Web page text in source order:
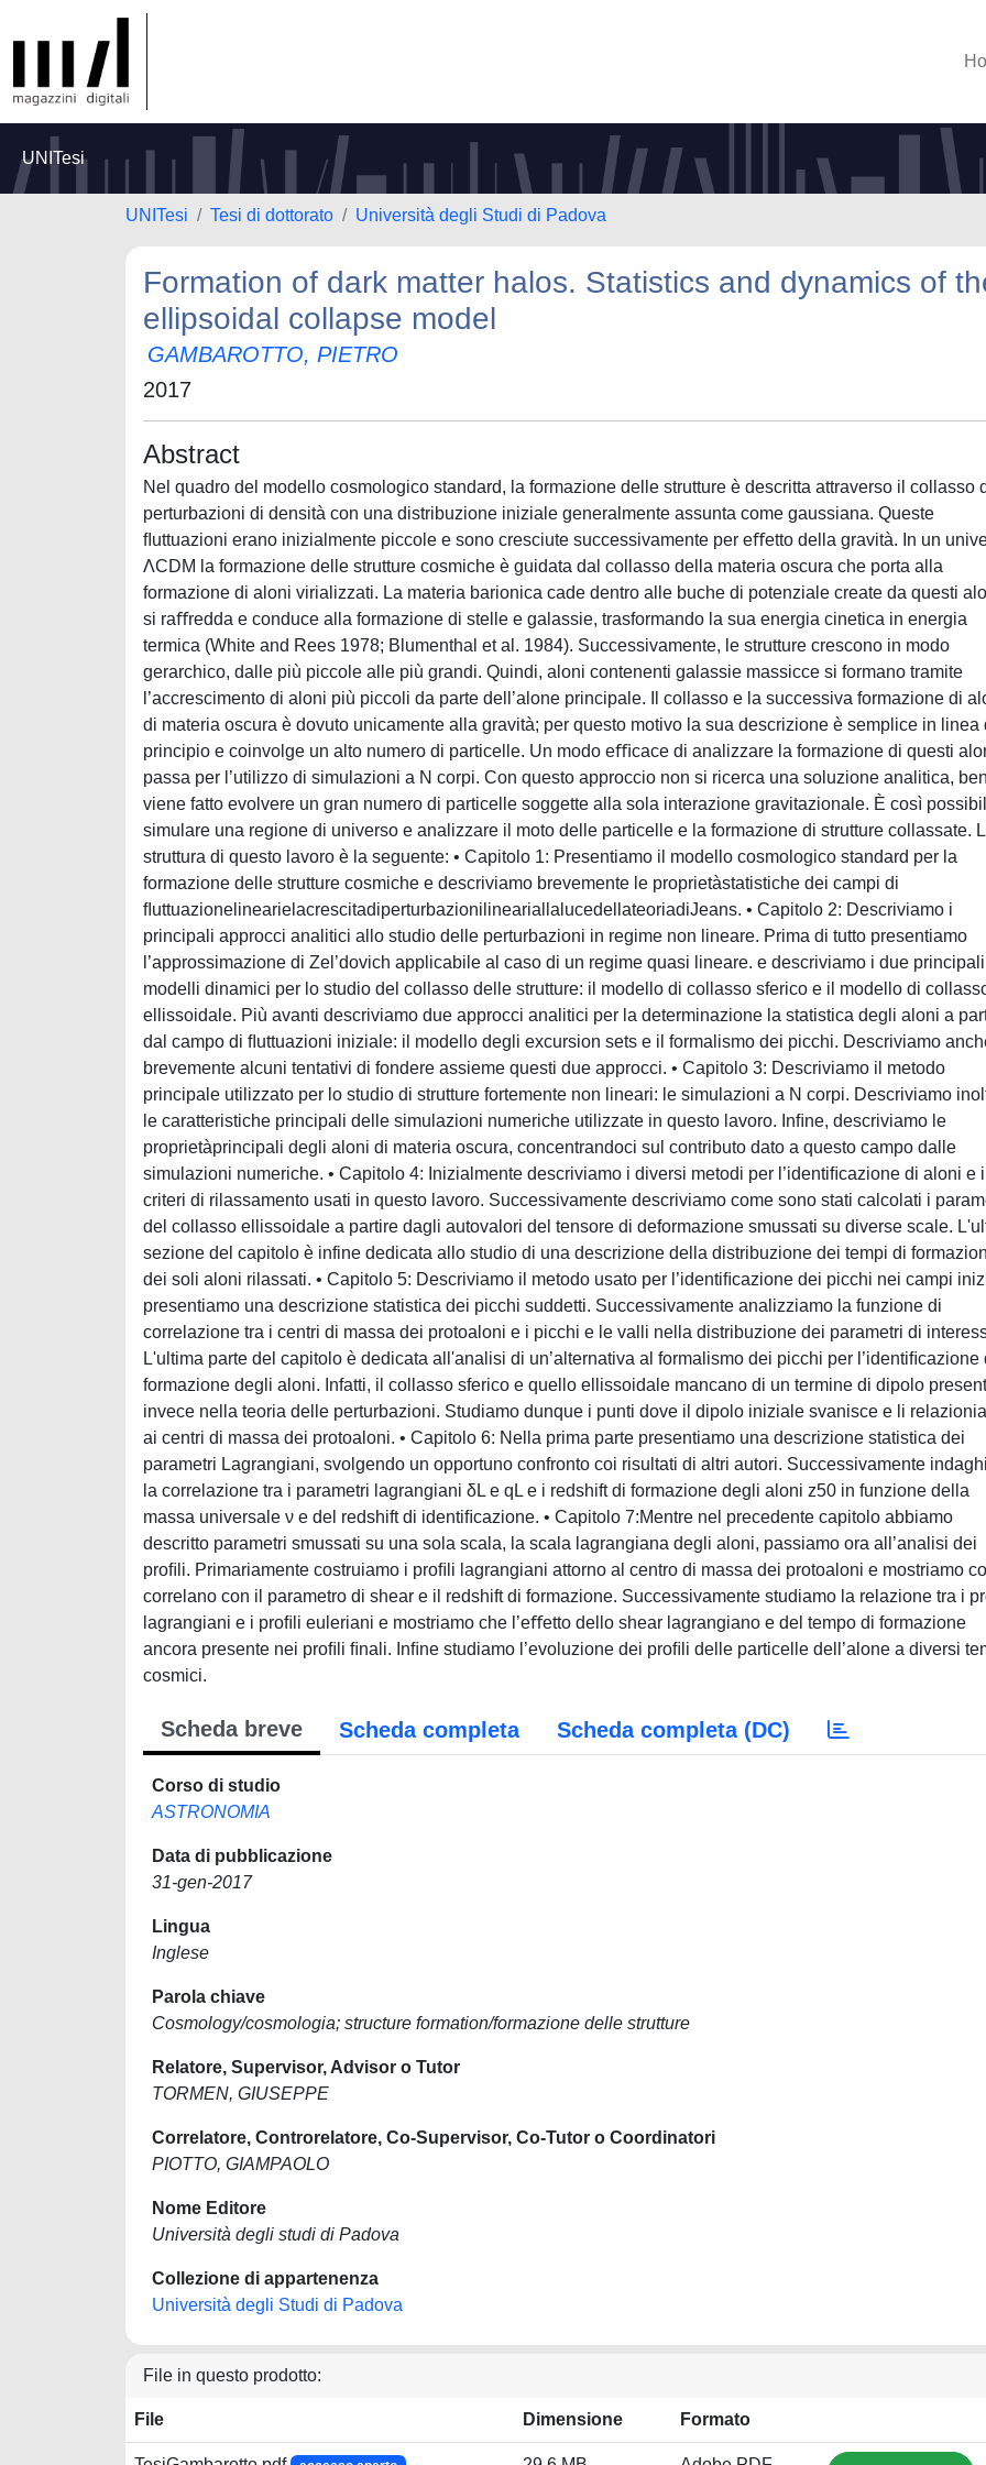
UNITesi
UNITesi Tesi di dottorato Università degli Studi di Padova
Formation of dark matter halos. Statistics and dynamics of
ellipsoidal collapse model
GAMBAROTTO, PIETRO
2017
Abstract
Nel quadro del modello cosmologico standard, la formazione delle strutture è descritta attraverso il collasso
perturbazioni di densità con una distribuzione iniziale generalmente assunta come gaussiana. Queste
ﬂuttuazioni erano inizialmente piccole e sono cresciute successivamente per eﬀetto della gravità. In un
ΛCDM la formazione delle strutture cosmiche è guidata dal collasso della materia oscura che porta alla
formazione di aloni virializzati. La materia barionica cade dentro alle buche di potenziale create da questi
si raﬀredda e conduce alla formazione di stelle e galassie, trasformando la sua energia cinetica in energia
termica (White and Rees 1978; Blumenthal et al. 1984). Successivamente, le strutture crescono in modo
gerarchico, dalle più piccole alle più grandi. Quindi, aloni contenenti galassie massicce si formano tramite
l’accrescimento di aloni più piccoli da parte dell’alone principale. Il collasso e la successiva formazione di
di materia oscura è dovuto unicamente alla gravità; per questo motivo la sua descrizione è semplice in linea
principio e coinvolge un alto numero di particelle. Un modo eﬃcace di analizzare la formazione di questi
passa per l’utilizzo di simulazioni a N corpi. Con questo approccio non si ricerca una soluzione analitica,
viene fatto evolvere un gran numero di particelle soggette alla sola interazione gravitazionale. È così
simulare una regione di universo e analizzare il moto delle particelle e la formazione di strutture collassate.
struttura di questo lavoro è la seguente: • Capitolo 1: Presentiamo il modello cosmologico standard per la
formazione delle strutture cosmiche e descriviamo brevemente le proprietàstatistiche dei campi di
ﬂuttuazionelinearielacrescitadiperturbazionilineariallalucedellateoriadiJeans. • Capitolo 2: Descriviamo i
principali approcci analitici allo studio delle perturbazioni in regime non lineare. Prima di tutto presentiamo
l’approssimazione di Zel’dovich applicabile al caso di un regime quasi lineare. e descriviamo i due principali
modelli dinamici per lo studio del collasso delle strutture: il modello di collasso sferico e il modello di
ellissoidale. Più avanti descriviamo due approcci analitici per la determinazione la statistica degli aloni a
dal campo di ﬂuttuazioni iniziale: il modello degli excursion sets e il formalismo dei picchi. Descriviamo
brevemente alcuni tentativi di fondere assieme questi due approcci. • Capitolo 3: Descriviamo il metodo
principale utilizzato per lo studio di strutture fortemente non lineari: le simulazioni a N corpi. Descriviamo
le caratteristiche principali delle simulazioni numeriche utilizzate in questo lavoro. Inﬁne, descriviamo le
proprietàprincipali degli aloni di materia oscura, concentrandoci sul contributo dato a questo campo dalle
simulazioni numeriche. • Capitolo 4: Inizialmente descriviamo i diversi metodi per l’identiﬁcazione di aloni e i
criteri di rilassamento usati in questo lavoro. Successivamente descriviamo come sono stati calcolati i
del collasso ellissoidale a partire dagli autovalori del tensore di deformazione smussati su diverse scale.
sezione del capitolo è infine dedicata allo studio di una descrizione della distribuzione dei tempi di
dei soli aloni rilassati. • Capitolo 5: Descriviamo il metodo usato per l’identiﬁcazione dei picchi nei campi
presentiamo una descrizione statistica dei picchi suddetti. Successivamente analizziamo la funzione di
correlazione tra i centri di massa dei protoaloni e i picchi e le valli nella distribuzione dei parametri di
L'ultima parte del capitolo è dedicata all'analisi di un’alternativa al formalismo dei picchi per l’identiﬁcazione
formazione degli aloni. Infatti, il collasso sferico e quello ellissoidale mancano di un termine di dipolo
invece nella teoria delle perturbazioni. Studiamo dunque i punti dove il dipolo iniziale svanisce e li
ai centri di massa dei protoaloni. • Capitolo 6: Nella prima parte presentiamo una descrizione statistica dei
parametri Lagrangiani, svolgendo un opportuno confronto coi risultati di altri autori. Successivamente
la correlazione tra i parametri lagrangiani δL e qL e i redshift di formazione degli aloni z50 in funzione della
massa universale ν e del redshift di identiﬁcazione. • Capitolo 7:Mentre nel precedente capitolo abbiamo
descritto parametri smussati su una sola scala, la scala lagrangiana degli aloni, passiamo ora all’analisi dei
proﬁli. Primariamente costruiamo i proﬁli lagrangiani attorno al centro di massa dei protoaloni e mostriamo
correlano con il parametro di shear e il redshift di formazione. Successivamente studiamo la relazione tra i
lagrangiani e i proﬁli euleriani e mostriamo che l’eﬀetto dello shear lagrangiano e del tempo di formazione
ancora presente nei proﬁli ﬁnali. Inﬁne studiamo l’evoluzione dei proﬁli delle particelle dell’alone a diversi
cosmici.
Scheda breve Scheda completa Scheda completa (DC)
Corso di studio
ASTRONOMIA
Data di pubblicazione
31-gen-2017
Lingua
Inglese
Parola chiave
Cosmology/cosmologia; structure formation/formazione delle strutture
Relatore, Supervisor, Advisor o Tutor
TORMEN, GIUSEPPE
Correlatore, Controrelatore, Co-Supervisor, Co-Tutor o Coordinatori
PIOTTO, GIAMPAOLO
Nome Editore
Università degli studi di Padova
Collezione di appartenenza
Università degli Studi di Padova
File in questo prodotto:
File Dimensione Formato